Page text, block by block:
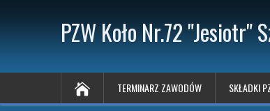
PZW Koło Nr.72 "Jesiotr"
TERMINARZ ZAWODÓW SKŁADKI